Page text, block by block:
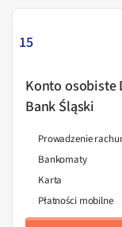
15
Konto osobiste
Bank Śląski
Prowadzenie
Bankomaty
Karta
Płatności mobilne